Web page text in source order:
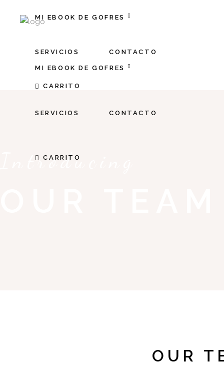
MI EBOOK DE GOFRES
SERVICIOS CONTACTO
CARRITO
MI EBOOK DE GOFRES
SERVICIOS CONTACTO
CARRITO
Introducing
OUR